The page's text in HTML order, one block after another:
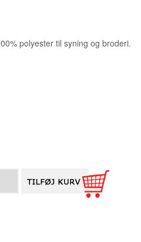
polyester til syning og broderi.